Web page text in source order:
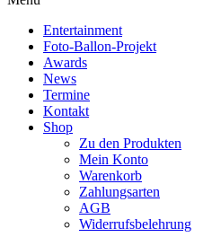
Entertainment
Foto-Ballon-Projekt
Awards
News
Termine
Kontakt
Shop
Zu den Produkten
Mein Konto
Warenkorb
Zahlungsarten
AGB
Widerrufsbelehrung